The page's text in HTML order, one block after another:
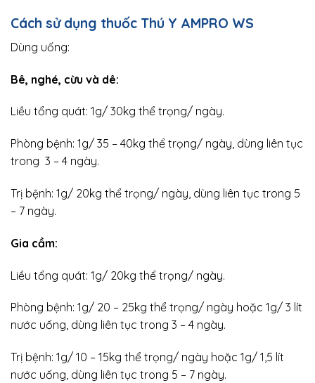
Cách sử dụng thuốc Thú Y AMPRO WS
Dùng uống:
Bê, nghé, cừu và dê:
Liều tổng quát: 1g/ 30kg thể trọng/ ngày.
Phòng bệnh: 1g/ 35 – 40kg thể trọng/ ngày, dùng liên tục
trong 3 – 4 ngày.
Trị bệnh: 1g/ 20kg thể trọng/ ngày, dùng liên tục trong 5
– 7 ngày.
Gia cầm:
Liều tổng quát: 1g/ 20kg thể trọng/ ngày.
Phòng bệnh: 1g/ 20 – 25kg thể trọng/ ngày hoặc 1g/ 3 lít
nước uống, dùng liên tục trong 3 – 4 ngày.
Trị bệnh: 1g/ 10 – 15kg thể trọng/ ngày hoặc 1g/ 1,5 lít
nước uống, dùng liên tục trong 5 – 7 ngày.